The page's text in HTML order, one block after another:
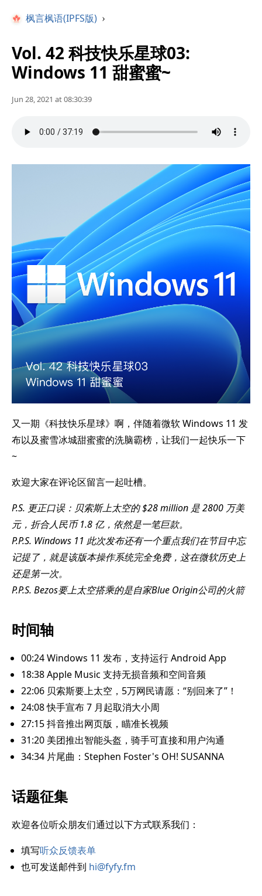
枫言枫语(IPFS版) ›
Vol. 42 科技快乐星球03:
Windows 11 甜蜜蜜~
Jun 28, 2021 at 08:30:39
又一期《科技快乐星球》啊，伴随着微软 Windows 11 发
布以及蜜雪冰城甜蜜蜜的洗脑霸榜，让我们一起快乐一下
~
欢迎大家在评论区留言一起吐槽。
P.S. 更正口误：贝索斯上太空的 $28 million 是 2800 万美
元，折合人民币 1.8 亿，依然是一笔巨款。
P.P.S. Windows 11 此次发布还有一个重点我们在节目中忘
记提了，就是该版本操作系统完全免费，这在微软历史上
还是第一次。
P.P.S. Bezos要上太空搭乘的是自家Blue Origin公司的火箭
时间轴
00:24 Windows 11 发布，支持运行 Android App
18:38 Apple Music 支持无损音频和空间音频
22:06 贝索斯要上太空，5万网民请愿：“别回来了”！
24:08 快手宣布 7 月起取消大小周
27:15 抖音推出网页版，瞄准长视频
31:20 美团推出智能头盔，骑手可直接和用户沟通
34:34 片尾曲：Stephen Foster's OH! SUSANNA
话题征集
欢迎各位听众朋友们通过以下方式联系我们：
填写听众反馈表单
也可发送邮件到 hi@fyfy.fm